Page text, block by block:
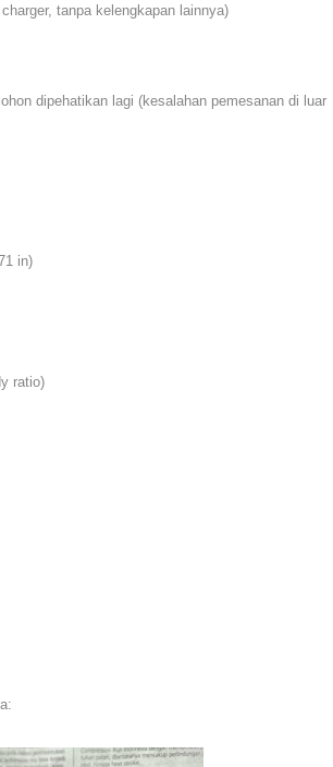
tanpa kelengkapan lainnya)
dipehatikan lagi (kesalahan pemesanan di luar
in)
ratio)